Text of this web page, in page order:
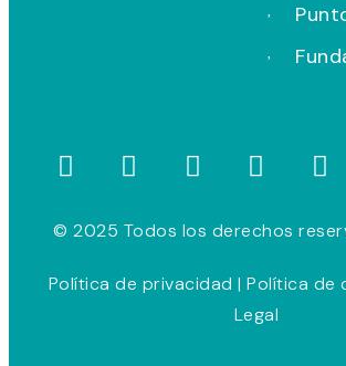
© 2025 Todos los derechos
Política de privacidad | Política de
Legal